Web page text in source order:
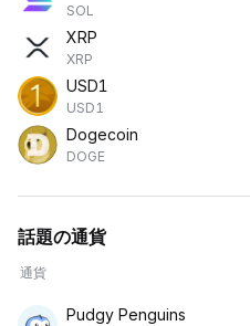
SOL
XRP
XRP
USD1
USD1
Dogecoin
DOGE
話題の通貨
通貨
Pudgy Penguins